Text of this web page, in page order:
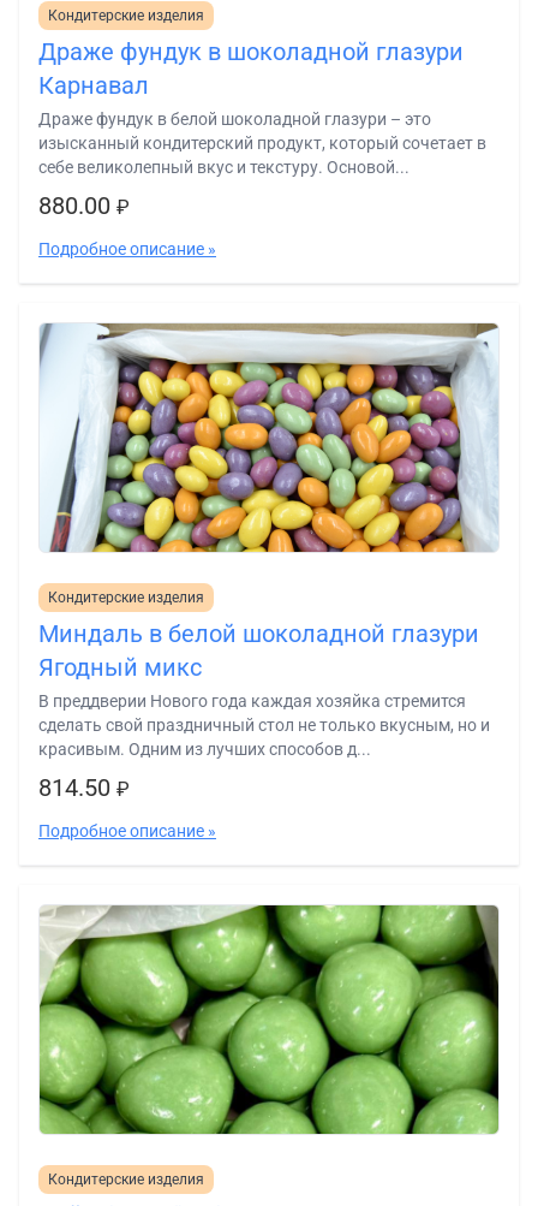
Кондитерские изделия
Драже фундук в шоколадной глазури
Карнавал
Драже фундук в белой шоколадной глазури – это
изысканный кондитерский продукт, который сочетает в
себе великолепный вкус и текстуру. Основой...
880.00 ₽
Подробное описание »
Кондитерские изделия
Миндаль в белой шоколадной глазури
Ягодный микс
В преддверии Нового года каждая хозяйка стремится
сделать свой праздничный стол не только вкусным, но и
красивым. Одним из лучших способов д...
814.50 ₽
Подробное описание »
Кондитерские изделия